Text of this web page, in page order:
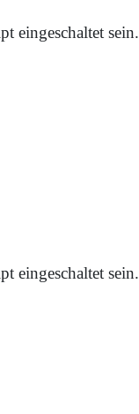
eingeschaltet sein.
eingeschaltet sein.